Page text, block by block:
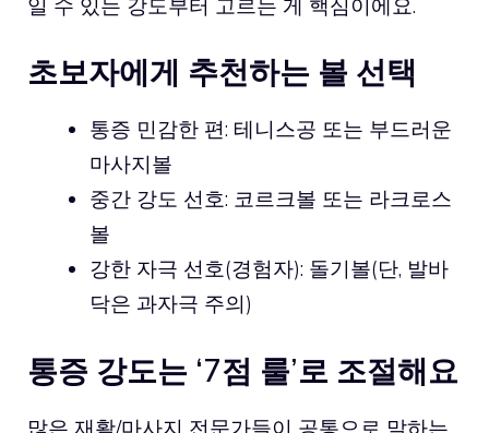
일 수 있는 강도부터 고르는 게 핵심이에요.
초보자에게 추천하는 볼 선택
통증 민감한 편: 테니스공 또는 부드러운
마사지볼
중간 강도 선호: 코르크볼 또는 라크로스
볼
강한 자극 선호(경험자): 돌기볼(단, 발바
닥은 과자극 주의)
통증 강도는 ‘7점 룰’로 조절해요
많은 재활/마사지 전문가들이 공통으로 말하는